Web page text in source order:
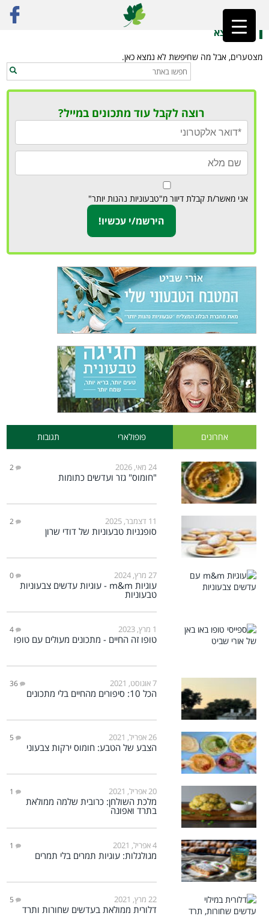
ראשי»מלבי לאירועים
לא נמצא
מצטערים, אבל מה שחיפשת לא נמצא כאן.
רוצה לקבל עוד מתכונים במייל?
אני מאשר/ת קבלת דיוור מ"טבעוניות נהנות יותר"
אחרונים פופולארי תגובות
24 מאי, 2026 2
"חומוס" גזר ועדשים כתומות
11 דצמבר, 2025 2
סופגניות טבעוניות של דודי שרון
27 מרץ, 2024 0
עוגיות m&m - עוגיות עדשים צבעוניות
טבעוניות
1 מרץ, 2023 4
טופו זה החיים - מתכונים מעולים עם טופו
7 אוגוסט, 2021 36
הכל 10: סיפורים מהחיים בלי מתכונים
26 אפריל, 2021 5
הצבע של הטבע: חומוס ירקות צבעוני
20 אפריל, 2021 1
מלכת השולחן: כרובית שלמה ממולאת
בתרד ואפונה
4 אפריל, 2021 1
מגולגלות: עוגיות תמרים בלי תמרים
22 מרץ, 2021 5
דלורית ממולאת בעדשים שחורות ותרד